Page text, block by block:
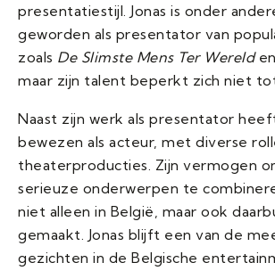
presentatiestijl. Jonas is onder
geworden als presentator van
zoals De Slimste Mens Ter Werelden
maar zijn talent beperkt zich niet
Naast zijn werk als presentator
bewezen als acteur, met diverse
theaterproducties. Zijn vermogen
serieuze onderwerpen te
niet alleen in België, maar ook
gemaakt. Jonas blijft een van de
gezichten in de Belgische